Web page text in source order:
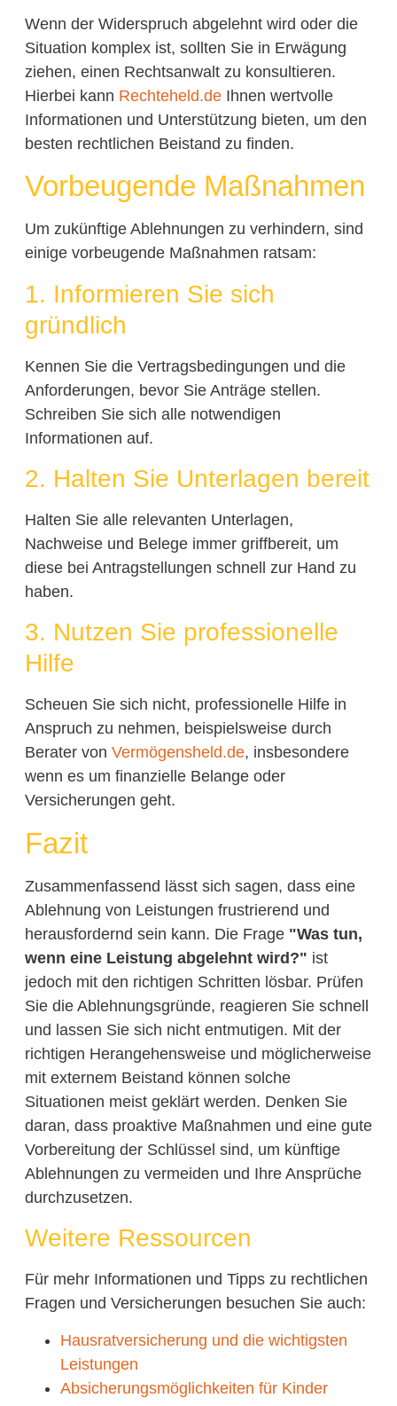
Wenn der Widerspruch abgelehnt wird oder die
Situation komplex ist, sollten Sie in Erwägung
ziehen, einen Rechtsanwalt zu konsultieren.
Hierbei kann Rechteheld.deIhnen wertvolle
Informationen und Unterstützung bieten, um den
besten rechtlichen Beistand zu finden.
Vorbeugende Maßnahmen
Um zukünftige Ablehnungen zu verhindern, sind
einige vorbeugende Maßnahmen ratsam:
1. Informieren Sie sich
gründlich
Kennen Sie die Vertragsbedingungen und die
Anforderungen, bevor Sie Anträge stellen.
Schreiben Sie sich alle notwendigen
Informationen auf.
2. Halten Sie Unterlagen bereit
Halten Sie alle relevanten Unterlagen,
Nachweise und Belege immer griffbereit, um
diese bei Antragstellungen schnell zur Hand zu
haben.
3. Nutzen Sie professionelle
Hilfe
Scheuen Sie sich nicht, professionelle Hilfe in
Anspruch zu nehmen, beispielsweise durch
Berater von Vermögensheld.de, insbesondere
wenn es um finanzielle Belange oder
Versicherungen geht.
Fazit
Zusammenfassend lässt sich sagen, dass eine
Ablehnung von Leistungen frustrierend und
herausfordernd sein kann. Die Frage "Was tun,
wenn eine Leistung abgelehnt wird?" ist
jedoch mit den richtigen Schritten lösbar. Prüfen
Sie die Ablehnungsgründe, reagieren Sie schnell
und lassen Sie sich nicht entmutigen. Mit der
richtigen Herangehensweise und möglicherweise
mit externem Beistand können solche
Situationen meist geklärt werden. Denken Sie
daran, dass proaktive Maßnahmen und eine gute
Vorbereitung der Schlüssel sind, um künftige
Ablehnungen zu vermeiden und Ihre Ansprüche
durchzusetzen.
Weitere Ressourcen
Für mehr Informationen und Tipps zu rechtlichen
Fragen und Versicherungen besuchen Sie auch:
Hausratversicherung und die wichtigsten
Leistungen
Absicherungsmöglichkeiten für Kinder